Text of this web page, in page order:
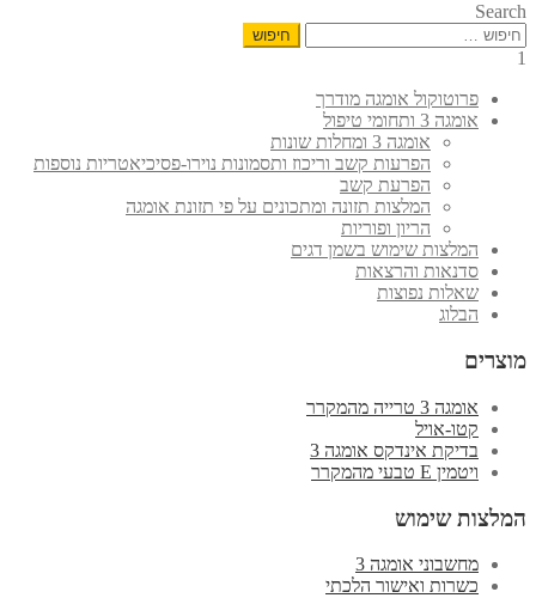
Search
חיפוש:
1
פרוטוקול אומגה מודרך
אומגה 3 ותחומי טיפול
אומגה 3 ומחלות שונות
הפרעות קשב וריכוז ותסמונות נוירו-פסיכיאטריות נוספות
הפרעת קשב
המלצות תזונה ומתכונים על פי תזונת אומגה
הריון ופוריות
המלצות שימוש בשמן דגים
סדנאות והרצאות
שאלות נפוצות
הבלוג
מוצרים
אומגה 3 טרייה מהמקרר
קטו-אויל
בדיקת אינדקס אומגה 3
ויטמין E טבעי מהמקרר
המלצות שימוש
מחשבוני אומגה 3
כשרות ואישור הלכתי